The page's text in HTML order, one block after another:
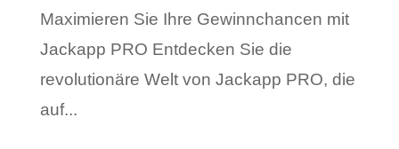
Maximieren Sie Ihre Gewinnchancen mit
Jackapp PRO Entdecken Sie die
revolutionäre Welt von Jackapp PRO, die
auf...